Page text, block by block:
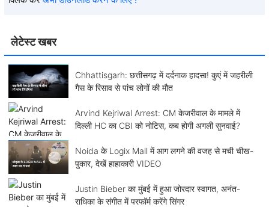
लेटेस्ट खबर
Chhattisgarh: छत्तीसगढ़ में दर्दनाक हादसा! कुएं में जहरीली
गैस के रिसाव से पांच लोगों की मौत
Arvind Kejriwal Arrest: CM केजरीवाल के मामले में
दिल्ली HC का CBI को नोटिस, कब होगी अगली सुनवाई?
Noida के Logix Mall में आग लगने की वजह से मची चीख-
पुकार, देखें हाहाकारी VIDEO
Justin Bieber का मुंबई में हुआ जोरदार स्वागत, अनंत-
राधिका के संगीत में परफॉर्म करेंगे सिंगर